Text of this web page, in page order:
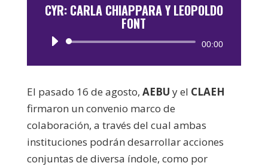
CYR: CARLA CHIAPPARA Y LEOPOLDO
FONT
Reproductor
00:00
El pasado 16 de agosto, AEBU y el CLAEH
firmaron un convenio marco de
colaboración, a través del cual ambas
instituciones podrán desarrollar acciones
conjuntas de diversa índole, como por